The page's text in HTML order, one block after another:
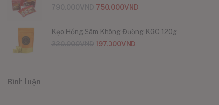
750.000VND
Kẹo Hồng Sâm Không Đường KGC 120g
197.000VND
Bình luận